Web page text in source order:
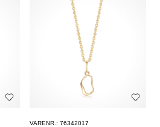
VARENR.: 76342017